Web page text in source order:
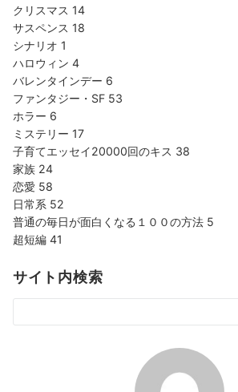
クリスマス 14
サスペンス 18
シナリオ 1
ハロウィン 4
バレンタインデー 6
ファンタジー・SF 53
ホラー 6
ミステリー 17
子育てエッセイ20000回のキス 38
家族 24
恋愛 58
日常系 52
普通の毎日が面白くなる１００の方法 5
超短編 41
サイト内検索